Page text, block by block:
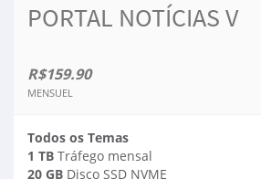
PORTAL NOTÍCIAS V
R$159.90
MENSUEL
Todos os Temas
1 TB Tráfego mensal
20 GB Disco SSD NVME